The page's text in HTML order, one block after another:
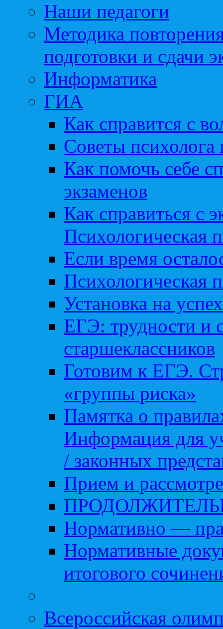
Наши педагоги
Методика
подготовки и сдачи
Информатика
ГИА
Как справится с
Советы
Как помочь себе
экзаменов
Как справиться с
Психологическая
Если время
Психологическая
Установка на успех
ЕГЭ: трудности и
старшеклассников
Готовим к ЕГЭ.
«группы риска»
Памятка о
Информация для
/ законных
Прием и
Нормативно —
Нормативные
итогового
Всероссийская